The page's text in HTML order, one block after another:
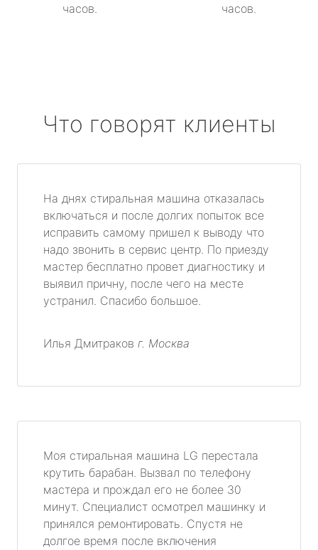
часов.
часов.
Что говорят клиенты
На днях стиральная машина отказалась
включаться и после долгих попыток все
исправить самому пришел к выводу что
надо звонить в сервис центр. По приезду
мастер бесплатно провет диагностику и
выявил причну, после чего на месте
устранил. Спасибо большое.
Илья Дмитраков г. Москва
Моя стиральная машина LG перестала
крутить барабан. Вызвал по телефону
мастера и прождал его не более 30
минут. Специалист осмотрел машинку и
принялся ремонтировать. Спустя не
долгое время после включения